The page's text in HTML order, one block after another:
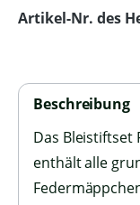
Artikel-Nr. des
Beschreibung
Das Bleistiftset
enthält alle